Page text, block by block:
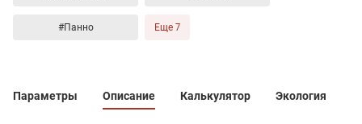
#Панно Еще 7
Параметры Описание Калькулятор Экология